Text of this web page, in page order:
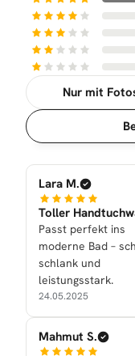
Nur mit
Sortierung
Lara M.
Toller
Passt perfekt ins
moderne Bad –
schlank und
leistungsstark.
24.05.2025
Mahmut S.